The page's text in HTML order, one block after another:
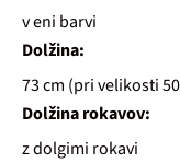
v eni barvi
Dolžina:
73 cm (pri velikosti
Dolžina rokavov:
z dolgimi rokavi